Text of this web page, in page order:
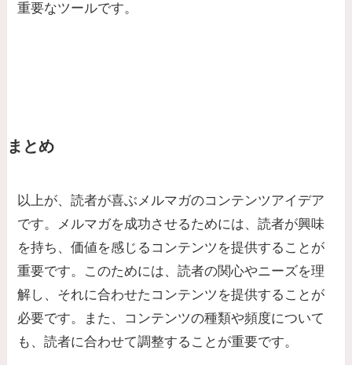
重要なツールです。
まとめ
以上が、読者が喜ぶメルマガのコンテンツアイデア
です。メルマガを成功させるためには、読者が興味
を持ち、価値を感じるコンテンツを提供することが
重要です。このためには、読者の関心やニーズを理
解し、それに合わせたコンテンツを提供することが
必要です。また、 コンテンツの種類や頻度について
も、読者に合わせて調整することが重要です。